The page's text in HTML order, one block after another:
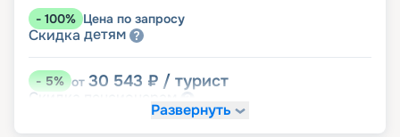
- 100% Цена по запросу
Скидка детям
-5% от 30 543 ₽ / турист
Скидка
Развернуть